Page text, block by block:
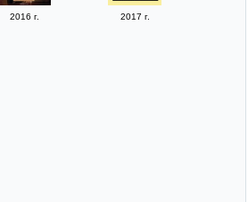
2016 г. 2017 г.